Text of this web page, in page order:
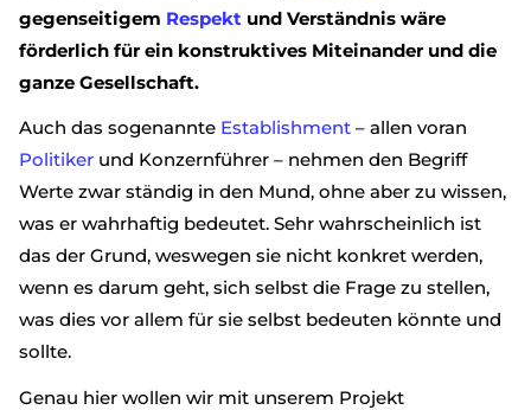
gegenseitigem Respekt und Verständnis wäre
förderlich für ein konstruktives Miteinander und die
ganze Gesellschaft.
Auch das sogenannte Establishment – allen voran
Politiker und Konzernführer – nehmen den Begriff
Werte zwar ständig in den Mund, ohne aber zu wissen,
was er wahrhaftig bedeutet. Sehr wahrscheinlich ist
das der Grund, weswegen sie nicht konkret werden,
wenn es darum geht, sich selbst die Frage zu stellen,
was dies vor allem für sie selbst bedeuten könnte und
sollte.
Genau hier wollen wir mit unserem Projekt